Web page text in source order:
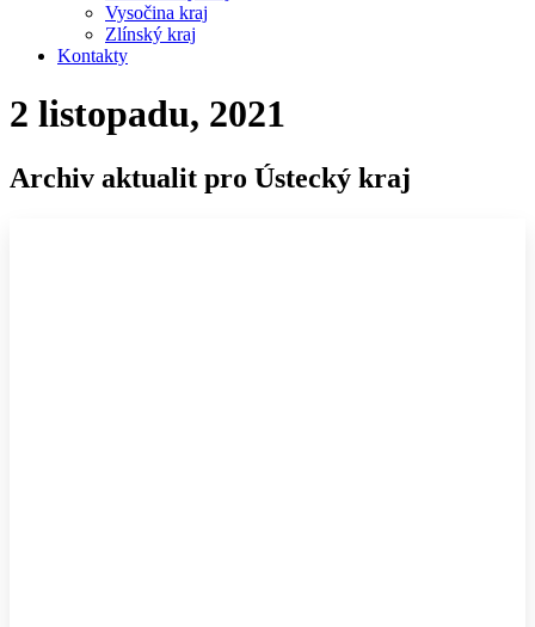
Vysočina kraj
Zlínský kraj
Kontakty
2 listopadu, 2021
Archiv aktualit pro Ústecký kraj